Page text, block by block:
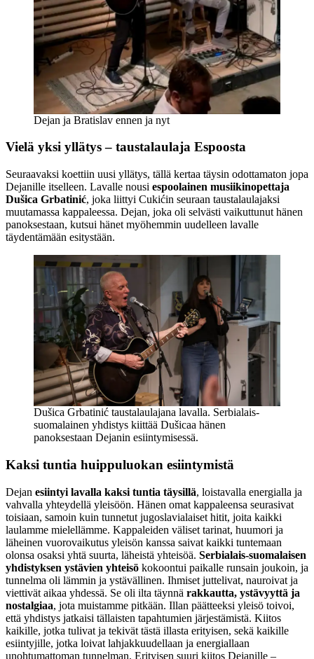
Dejan ja Bratislav ennen ja nyt
Vielä yksi yllätys – taustalaulaja Espoosta
Seuraavaksi koettiin uusi yllätys, tällä kertaa täysin odottamaton jopa
Dejanille itselleen. Lavalle nousi espoolainen musiikinopettaja
Dušica Grbatinić, joka liittyi Cukićin seuraan taustalaulajaksi
muutamassa kappaleessa. Dejan, joka oli selvästi vaikuttunut hänen
panoksestaan, kutsui hänet myöhemmin uudelleen lavalle
täydentämään esitystään.
Dušica Grbatinić taustalaulajana lavalla. Serbialais-
suomalainen yhdistys kiittää Dušicaa hänen
panoksestaan Dejanin esiintymisessä.
Kaksi tuntia huippuluokan esiintymistä
Dejan esiintyi lavalla kaksi tuntia täysillä, loistavalla energialla ja
vahvalla yhteydellä yleisöön. Hänen omat kappaleensa seurasivat
toisiaan, samoin kuin tunnetut jugoslavialaiset hitit, joita kaikki
laulamme mielellämme. Kappaleiden väliset tarinat, huumori ja
läheinen vuorovaikutus yleisön kanssa saivat kaikki tuntemaan
olonsa osaksi yhtä suurta, läheistä yhteisöä. Serbialais-suomalaisen
yhdistyksen ystävien yhteisö kokoontui paikalle runsain joukoin, ja
tunnelma oli lämmin ja ystävällinen. Ihmiset juttelivat, nauroivat ja
viettivät aikaa yhdessä. Se oli ilta täynnä rakkautta, ystävyyttä ja
nostalgiaa, jota muistamme pitkään. Illan päätteeksi yleisö toivoi,
että yhdistys jatkaisi tällaisten tapahtumien järjestämistä. Kiitos
kaikille, jotka tulivat ja tekivät tästä illasta erityisen, sekä kaikille
esiintyjille, jotka loivat lahjakkuudellaan ja energiallaan
unohtumattoman tunnelman. Erityisen suuri kiitos Dejanille –